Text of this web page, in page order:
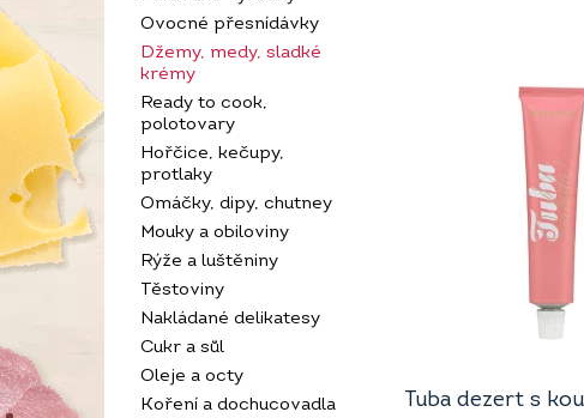
Ovocné přesnídávky
Džemy, medy, sladké
krémy
Ready to cook,
polotovary
Hořčice, kečupy,
protlaky
Omáčky, dipy, chutney
Mouky a obiloviny
Rýže a luštěniny
Těstoviny
Nakládané delikatesy
Cukr a sůl
Oleje a octy
Koření a dochucovadla
Tuba dezert s